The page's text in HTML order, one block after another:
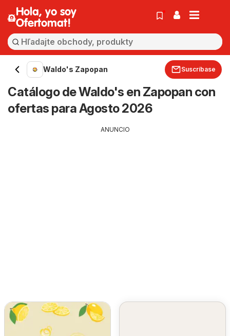
Hola, yo soy
Ofertomat!
Waldo's Zapopan Suscríbase
Catálogo de Waldo's en Zapopan con
ofertas para Agosto 2026
ANUNCIO